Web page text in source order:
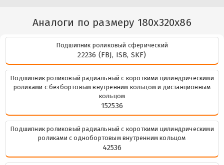
Аналоги по размеру 180x320x86
Подшипник роликовый сферический
22236 (FBJ, ISB, SKF)
Подшипник роликовый радиальный с короткими цилиндрическими
роликами с безбортовым внутренним кольцом и дистанционным
кольцом
152536
Подшипник роликовый радиальный с короткими цилиндрическими
роликами с однобортовым внутренним кольцом
42536